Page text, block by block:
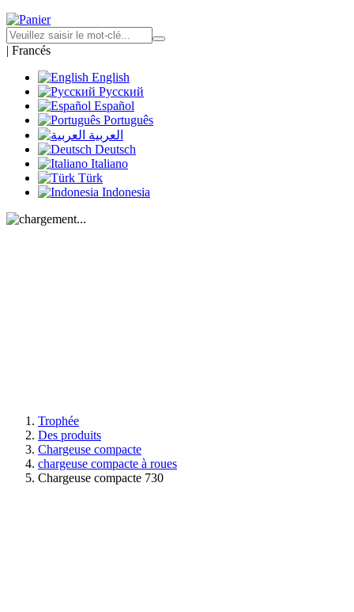
| Francés
English
Русский
Español
Português
العربية
Deutsch
Italiano
Türk
Indonesia
Trophée
Des produits
Chargeuse compacte
chargeuse compacte à roues
Chargeuse compacte 730